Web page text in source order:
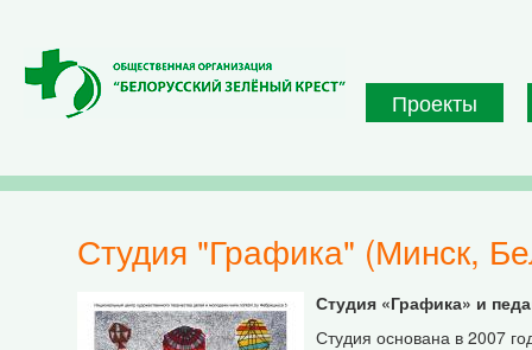
Проекты
Студия "Графика" (Минск,
Студия «Графика» и
Студия основана в 2007